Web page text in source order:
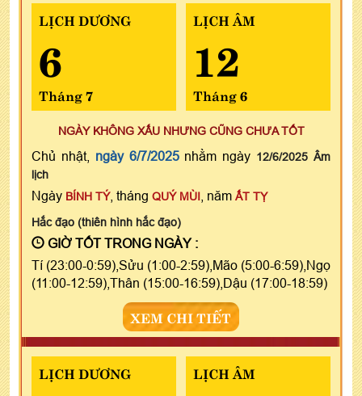
LỊCH DƯƠNG
6
Tháng 7
LỊCH ÂM
12
Tháng 6
NGÀY KHÔNG XẤU NHƯNG CŨNG CHƯA TỐT
Chủ nhật, ngày 6/7/2025nhằm ngày 12/6/2025 Âm
lịch
Ngày BÍNH TÝ, tháng QUÝ MÙI , năm ẤT TỴ
Hắc đạo (thiên hình hắc đạo)
GIỜ TỐT TRONG NGÀY :
Tí (23:00-0:59),Sửu (1:00-2:59),Mão (5:00-6:59),Ngọ
(11:00-12:59),Thân (15:00-16:59),Dậu (17:00-18:59)
XEM CHI TIẾT
LỊCH DƯƠNG LỊCH ÂM